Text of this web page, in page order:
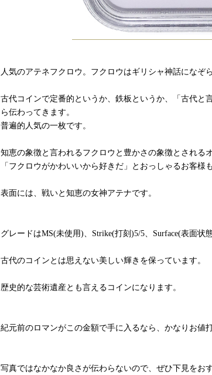
人気のアテネフクロウ。フクロウはギリシャ神話になぞ
古代コインで定番的というか、鉄板というか、「古代と
ら伝わってきます。
普遍的人気の一枚です。
知恵の象徴と言われるフクロウと豊かさの象徴とされる
「フクロウがかわいいから好きだ」とおっしゃるお客様
表面には、戦いと知恵の女神アテナです。
グレードはMS(未使用)、Strike(打刻)5/5、Surface(表面状
古代のコインとは思えない美しい輝きを保っています。
歴史的な芸術遺産とも言えるコインになります。
紀元前のロマンがこの金額で手に入るなら、かなりお値
写真ではなかなか良さが伝わらないので、ぜひ下見をお